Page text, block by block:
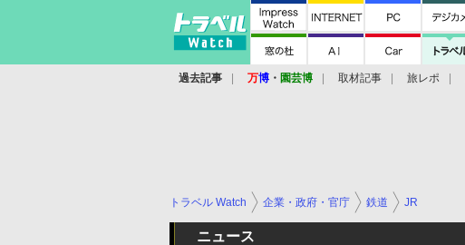
過去記事 万博 ・ 園芸博 取材記事 旅レポ
トラベル Watch 企業・政府・官庁 鉄道 JR
ニュース